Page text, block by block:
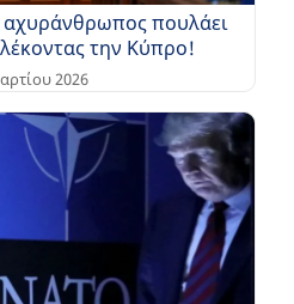
πουλάει
την Κύπρο!
2026